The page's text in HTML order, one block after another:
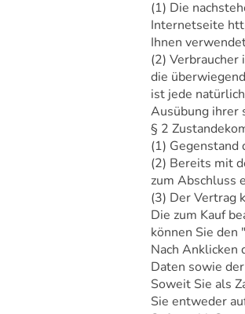
(1) Die
Internetseite
Ihnen
(2) Verbraucher
die
ist jede
Ausübung ihrer
§ 2
(1) Gegenstand
(2) Bereits mit
zum Abschluss
(3) Der Vertrag
Die zum Kauf
können Sie
Nach Anklicken
Daten sowie
Soweit Sie als
Sie entweder